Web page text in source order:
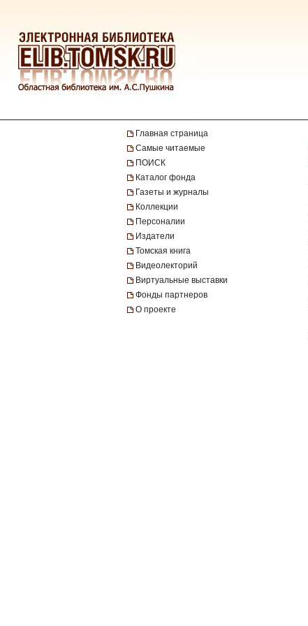
Главная страница
Самые читаемые
ПОИСК
Каталог фонда
Газеты и журналы
Коллекции
Персоналии
Издатели
Томская книга
Видеолекторий
Виртуальные выставки
Фонды партнеров
О проекте